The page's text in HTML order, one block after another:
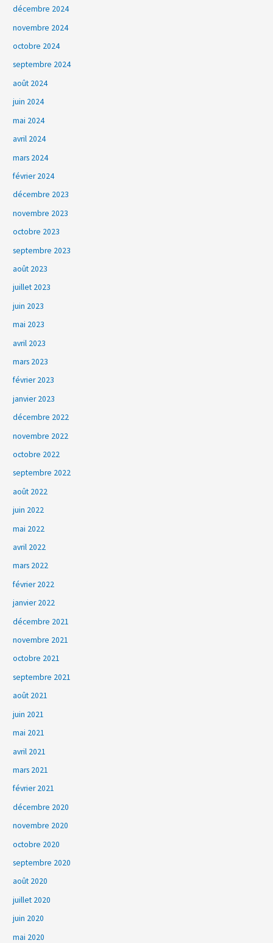
décembre 2024
novembre 2024
octobre 2024
septembre 2024
août 2024
juin 2024
mai 2024
avril 2024
mars 2024
février 2024
décembre 2023
novembre 2023
octobre 2023
septembre 2023
août 2023
juillet 2023
juin 2023
mai 2023
avril 2023
mars 2023
février 2023
janvier 2023
décembre 2022
novembre 2022
octobre 2022
septembre 2022
août 2022
juin 2022
mai 2022
avril 2022
mars 2022
février 2022
janvier 2022
décembre 2021
novembre 2021
octobre 2021
septembre 2021
août 2021
juin 2021
mai 2021
avril 2021
mars 2021
février 2021
décembre 2020
novembre 2020
octobre 2020
septembre 2020
août 2020
juillet 2020
juin 2020
mai 2020